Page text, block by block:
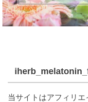
当サイトはアフィリエ